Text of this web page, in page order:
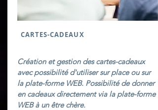
CARTES-CADEAUX
Création et gestion des cartes-cadeaux
avec possibilité d'utiliser sur place ou sur
la plate-forme WEB. Possibilité de donner
en cadeaux directement via la plate-forme
WEB à un être chère.